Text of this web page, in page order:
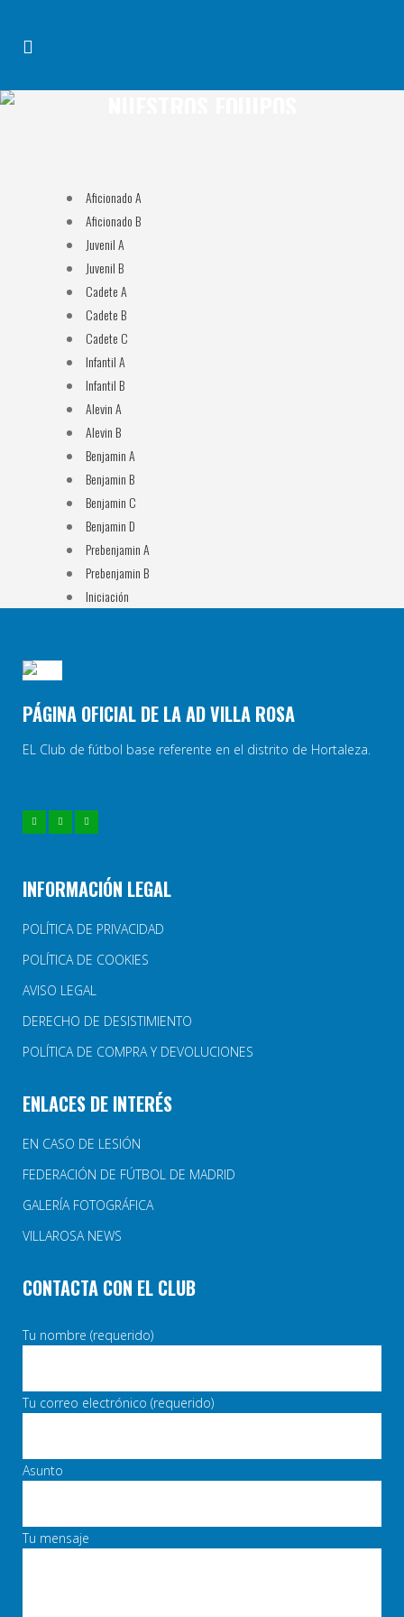
Aficionado A
Aficionado B
Juvenil A
Juvenil B
Cadete A
Cadete B
Cadete C
Infantil A
Infantil B
Alevin A
Alevin B
Benjamin A
Benjamin B
Benjamin C
Benjamin D
Prebenjamin A
Prebenjamin B
Iniciación
PÁGINA OFICIAL DE LA AD VILLA ROSA
EL Club de fútbol base referente en el distrito de Hortaleza.
INFORMACIÓN LEGAL
POLÍTICA DE PRIVACIDAD
POLÍTICA DE COOKIES
AVISO LEGAL
DERECHO DE DESISTIMIENTO
POLÍTICA DE COMPRA Y DEVOLUCIONES
ENLACES DE INTERÉS
EN CASO DE LESIÓN
FEDERACIÓN DE FÚTBOL DE MADRID
GALERÍA FOTOGRÁFICA
VILLAROSA NEWS
CONTACTA CON EL CLUB
Tu nombre (requerido)
Tu correo electrónico (requerido)
Asunto
Tu mensaje